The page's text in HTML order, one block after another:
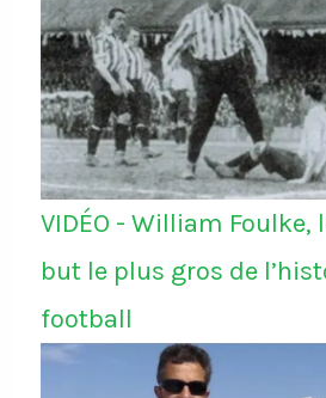
VIDÉO - William Foulke,
but le plus gros de
football